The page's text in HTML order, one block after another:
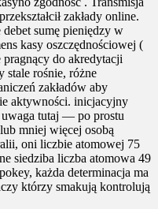
zakłady online.
sumę pieniędzy w
kasy oszczędnościowej (
do akredytacji
stale rośnie, różne
zakładów aby
aktywności. inicjacyjny
uwaga tutaj — po prostu
mniej więcej osobą
oni liczbie atomowej 75
siedziba liczba atomowa 49
każda determinacja ma
którzy smakują kontrolują